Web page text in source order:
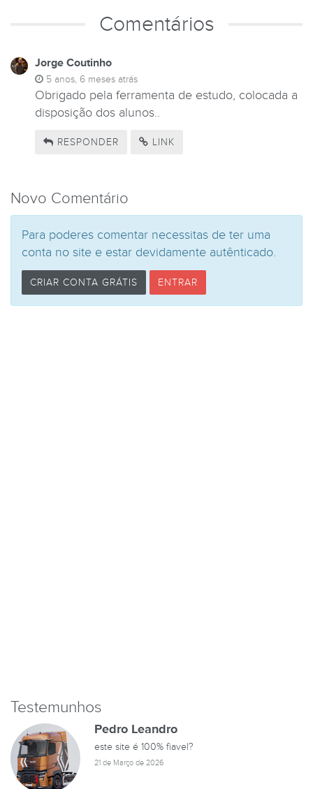
Comentários
Jorge Coutinho
5 anos, 6 meses atrás
Obrigado pela ferramenta de estudo, colocada a
disposição dos alunos..
RESPONDER LINK
Novo Comentário
Para poderes comentar necessitas de ter uma
conta no site e estar devidamente autênticado.
CRIAR CONTA GRÁTIS ENTRAR
Testemunhos
Pedro Leandro
este site é 100% fiavel?
21 de Março de 2026